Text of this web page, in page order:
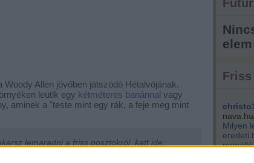
Allen jövőben játszódó Hétalvójának.
leütik egy kétméteres banánnal vagy
aminek a "teste mint egy rák, a feje meg mint
lemaradni a friss posztokról, katt ide:
elem
Milyen
eredeti